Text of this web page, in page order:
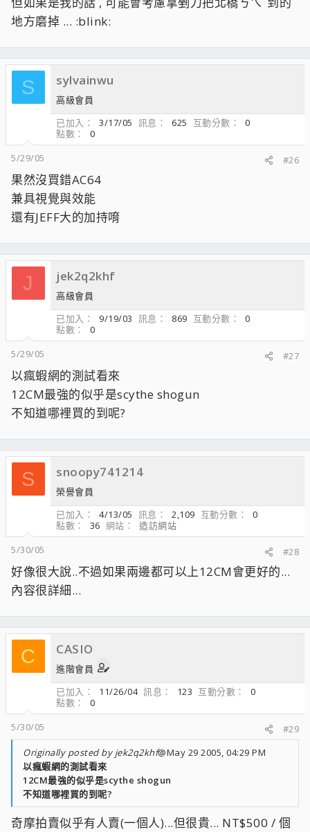
地方磨掉 ... :blink:
S sylvainwu
高級會員
已加入
3/17/05 訊息 625 互動分數
0
點數
0
5/29/05
#26
果然沒買錯AC64
兼具視覺與效能
還有JEFF大的加持唷
J jek2q2khf
高級會員
已加入
9/19/03 訊息 869 互動分數
0
點數
0
5/29/05
#27
以瘋蝦網的測試看來
12CM最強的似乎是scythe shogun
不知道哪裡買的到呢?
S snoopy741214
榮譽會員
已加入
4/13/05 訊息 2,109 互動分數
0
點數
36 網站
造訪網站
5/30/05
#28
好像很大說..不過如果兩邊都可以上12CM會更好的...
內容很詳細...
C CASIO
進階會員
已加入
11/26/04 訊息 123 互動分數
0
點數
0
5/30/05
#29
Originally posted by jek2q2khf@May 29 2005, 04:29 PM
以瘋蝦網的測試看來
12CM最強的似乎是scythe shogun
不知道哪裡買的到呢?
奇摩拍賣似乎有人賣(一個人)...但很貴... NT$500 / 個